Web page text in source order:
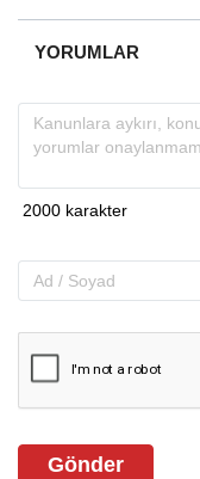
YORUMLAR
Gönder